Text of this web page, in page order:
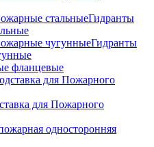
Гидранты
Гидранты
фланцевые
для Пожарного